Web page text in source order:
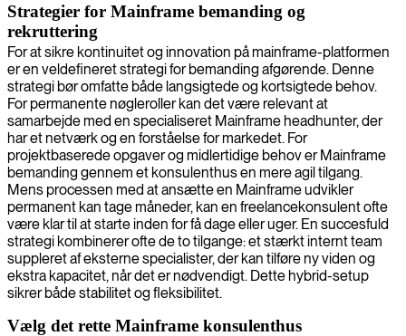
Strategier for Mainframe bemanding og
rekruttering
For at sikre kontinuitet og innovation på mainframe-platformen
er en veldefineret strategi for bemanding afgørende. Denne
strategi bør omfatte både langsigtede og kortsigtede behov.
For permanente nøgleroller kan det være relevant at
samarbejde med en specialiseret Mainframe headhunter, der
har et netværk og en forståelse for markedet. For
projektbaserede opgaver og midlertidige behov er Mainframe
bemanding gennem et konsulenthus en mere agil tilgang.
Mens processen med at ansætte en Mainframe udvikler
permanent kan tage måneder, kan en freelancekonsulent ofte
være klar til at starte inden for få dage eller uger. En succesfuld
strategi kombinerer ofte de to tilgange: et stærkt internt team
suppleret af eksterne specialister, der kan tilføre ny viden og
ekstra kapacitet, når det er nødvendigt. Dette hybrid-setup
sikrer både stabilitet og fleksibilitet.
Vælg det rette Mainframe konsulenthus